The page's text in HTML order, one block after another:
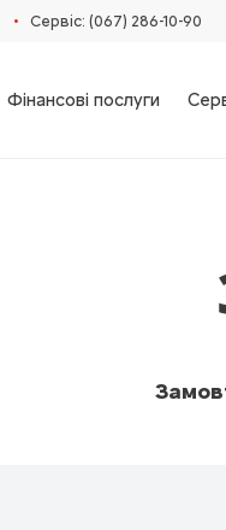
• Сервіс: (067) 286-10-90
Фінансові послуги